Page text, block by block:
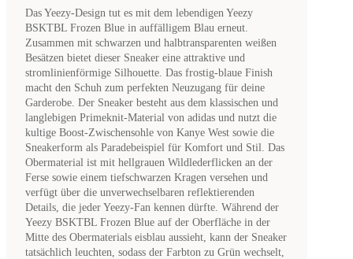
Das Yeezy-Design tut es mit dem lebendigen Yeezy
BSKTBL Frozen Blue in auffälligem Blau erneut.
Zusammen mit schwarzen und halbtransparenten weißen
Besätzen bietet dieser Sneaker eine attraktive und
stromlinienförmige Silhouette. Das frostig-blaue Finish
macht den Schuh zum perfekten Neuzugang für deine
Garderobe. Der Sneaker besteht aus dem klassischen und
langlebigen Primeknit-Material von adidas und nutzt die
kultige Boost-Zwischensohle von Kanye West sowie die
Sneakerform als Paradebeispiel für Komfort und Stil. Das
Obermaterial ist mit hellgrauen Wildlederflicken an der
Ferse sowie einem tiefschwarzen Kragen versehen und
verfügt über die unverwechselbaren reflektierenden
Details, die jeder Yeezy-Fan kennen dürfte. Während der
Yeezy BSKTBL Frozen Blue auf der Oberfläche in der
Mitte des Obermaterials eisblau aussieht, kann der Sneaker
tatsächlich leuchten, sodass der Farbton zu Grün wechselt,